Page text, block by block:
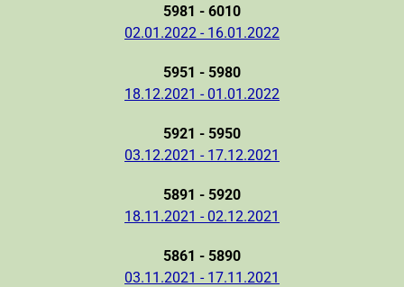
5981 - 6010
02.01.2022 - 16.01.2022
5951 - 5980
18.12.2021 - 01.01.2022
5921 - 5950
03.12.2021 - 17.12.2021
5891 - 5920
18.11.2021 - 02.12.2021
5861 - 5890
03.11.2021 - 17.11.2021